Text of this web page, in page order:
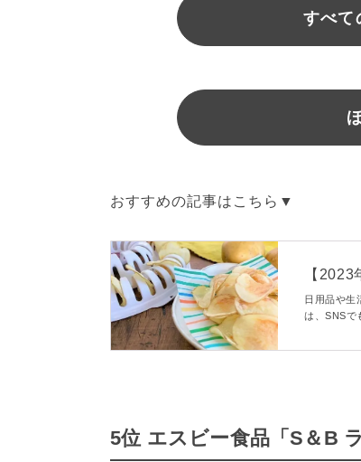
すべて
おすすめの記事はこちら▼
【
ッズお
日用品や生
は、SNSで
めの神グッ
5位 エスビー食品「S＆B